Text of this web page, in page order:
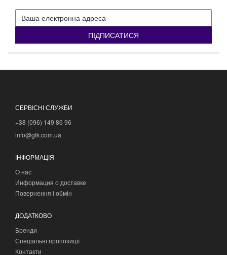
ПІДПИСАТИСЯ
СЕРВІСНІ СЛУЖБИ
+38 (096) 149 86 96
info@gtk.com.ua
ІНФОРМАЦІЯ
О нас
Информация о доставке
Повернення і обмін
ДОДАТКОВО
Бренди
Спеціальні пропозиції
Контакти